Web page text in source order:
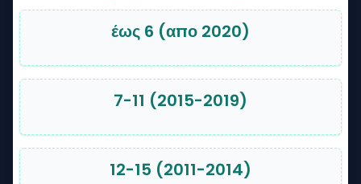
έως 6 (απο 2020)
7-11 (2015-2019)
12-15 (2011-2014)